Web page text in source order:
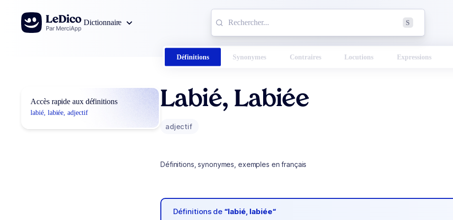
Aller au contenu
Dictionnaire
S
Définitions Synonymes Contraires Locutions Expressions
Accès rapide aux définitions
labié, labiée, adjectif
Labié, Labiée
adjectif
Définitions, synonymes, exemples en français
Définitions de “labié, labiée“